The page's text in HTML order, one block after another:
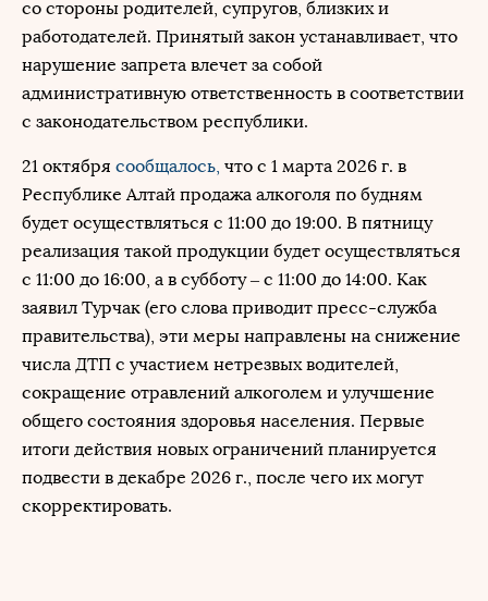
со стороны родителей, супругов, близких и
работодателей. Принятый закон устанавливает, что
нарушение запрета влечет за собой
административную ответственность в соответствии
с законодательством республики.
21 октября сообщалось, что с 1 марта 2026 г. в
Республике Алтай продажа алкоголя по будням
будет осуществляться с 11:00 до 19:00. В пятницу
реализация такой продукции будет осуществляться
с 11:00 до 16:00, а в субботу – с 11:00 до 14:00. Как
заявил Турчак (его слова приводит пресс-служба
правительства), эти меры направлены на снижение
числа ДТП с участием нетрезвых водителей,
сокращение отравлений алкоголем и улучшение
общего состояния здоровья населения. Первые
итоги действия новых ограничений планируется
подвести в декабре 2026 г., после чего их могут
скорректировать.